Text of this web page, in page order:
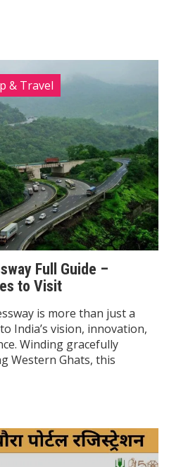
& Travel
Full Guide –
to Visit
is more than just a
India’s vision, innovation,
Winding gracefully
Western Ghats, this